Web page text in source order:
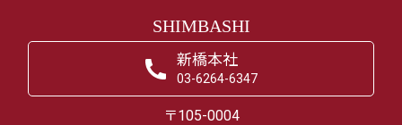
SHIMBASHI
新橋本社
03-6264-6347
〒105-0004